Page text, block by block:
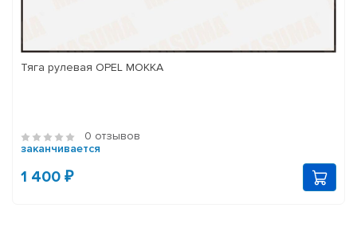
Тяга рулевая OPEL MOKKA
0 отзывов
заканчивается
1 400 ₽